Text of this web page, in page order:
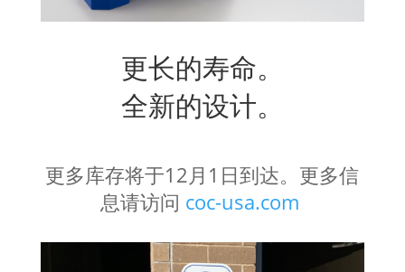
更长的寿命。
全新的设计。
更多库存将于12月1日到达。 更多信
息请访问 coc-usa.com